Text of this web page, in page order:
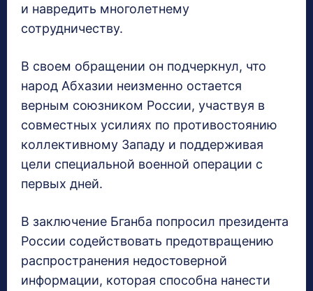
и навредить многолетнему
сотрудничеству.
В своем обращении он подчеркнул, что
народ Абхазии неизменно остается
верным союзником России, участвуя в
совместных усилиях по противостоянию
коллективному Западу и поддерживая
цели специальной военной операции с
первых дней.
В заключение Бганба попросил президента
России содействовать предотвращению
распространения недостоверной
информации, которая способна нанести